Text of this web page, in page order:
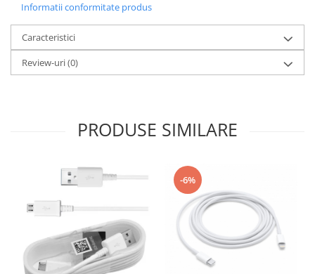
Informatii conformitate produs
Caracteristici
Review-uri(0)
PRODUSE SIMILARE
-6%